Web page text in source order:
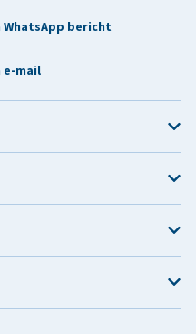
WhatsApp bericht
e-mail